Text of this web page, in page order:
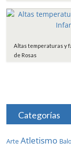
Altas temperaturas y
de Rosas
Categorías
Arte Atletismo